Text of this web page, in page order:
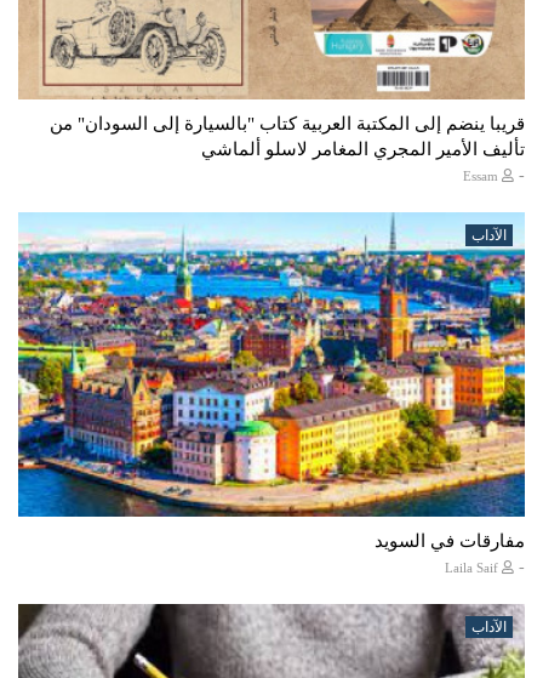
قريبا ينضم إلى المكتبة العربية كتاب "بالسيارة إلى السودان" من
تأليف الأمير المجري المغامر لاسلو ألماشي
-
الآداب
مفارقات في السويد
-
الآداب